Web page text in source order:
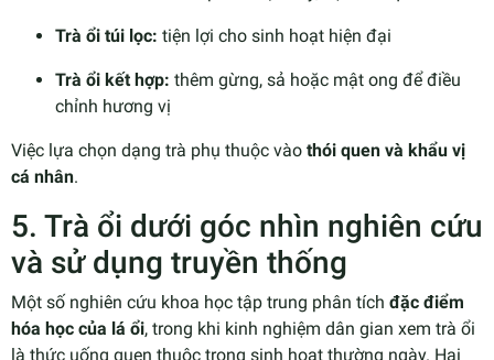
Trà ổi túi lọc: tiện lợi cho sinh hoạt hiện đại
Trà ổi kết hợp: thêm gừng, sả hoặc mật ong để điều
chỉnh hương vị
Việc lựa chọn dạng trà phụ thuộc vào thói quen và khẩu vị
cá nhân.
5. Trà ổi dưới góc nhìn nghiên cứu
và sử dụng truyền thống
Một số nghiên cứu khoa học tập trung phân tích đặc điểm
hóa học của lá ổi, trong khi kinh nghiệm dân gian xem trà ổi
là thức uống quen thuộc trong sinh hoạt thường ngày. Hai